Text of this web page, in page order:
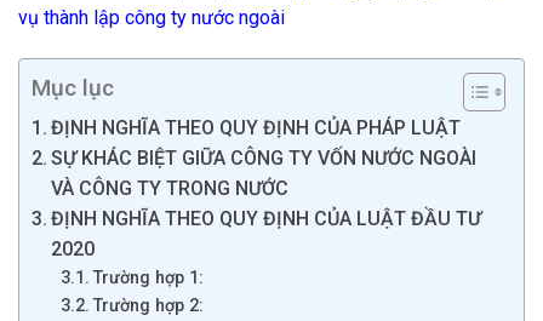
vụ thành lập công ty nước ngoài
Mục lục
ĐỊNH NGHĨA THEO QUY ĐỊNH CỦA PHÁP LUẬT
SỰ KHÁC BIỆT GIỮA CÔNG TY VỐN NƯỚC NGOÀI
VÀ CÔNG TY TRONG NƯỚC
ĐỊNH NGHĨA THEO QUY ĐỊNH CỦA LUẬT ĐẦU TƯ
2020
Trường hợp 1:
Trường hợp 2: